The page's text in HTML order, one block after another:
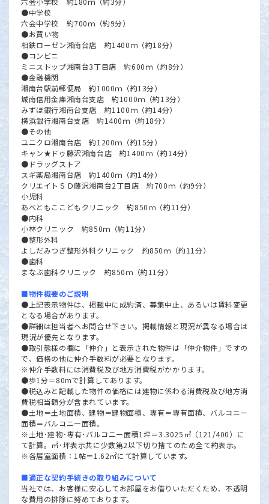
●中学校
六会中学校 約700ｍ（約9分）
●お買い物
相鉄ローゼン湘南台店 約1400ｍ（約18分）
●コンビニ
ミニストップ湘南台3丁目店 約600ｍ（約8分）
●金融機関
湘南台駅前郵便局 約1000ｍ（約13分）
城南信用金庫湘南台支店 約1000ｍ（約13分）
みずほ銀行湘南台支店 約1100ｍ（約14分）
横浜銀行湘南台支店 約1400ｍ（約18分）
●その他
ユニクロ湘南台店 約1200ｍ（約15分）
キャン★ドゥ藤沢湘南台店 約1400ｍ（約14分）
●ドラッグストア
スギ薬局湘南台店 約1400ｍ（約14分）
クリエイトＳＤ藤沢湘南台2丁目店 約700ｍ（約9分）
小児科
あべともここどもクリニック 約850ｍ（約11分）
●内科
小林クリニック 約850ｍ（約11分）
●整形外科
よしだみつぎ整形外科クリニック 約850ｍ（約11分）
●歯科
まなぶ歯科クリニック 約850ｍ（約11分）
■物件概要のご説明
●上記表示物件は、掲載中に成約済、募集中止、あるいは賃料変更
となる場合があります。
●詳細は担当者へお問合せ下さい。掲載情報と現況が異なる場合は
現況が優先となります。
●取引態様の欄に「仲介」と表示された物件は「仲介物件」ですの
で、価格の他に仲介手数料が必要となります。
※仲介手数料には消費税及び地方消費税がかかります。
●歩1分＝80mで計算してあります。
●税込みと記載した物件の価格には建物に係わる消費税及び地方消
費税相当額分が含まれています。
●土地＝土地面積、建物＝建物面積、専有＝専有面積、バルコニー
面積＝バルコニー面積。
※土地･建物･専有･バルコニー面積1坪＝3.3025㎡（121/400）に
て計算。㎡･坪表示共に少数第2以下切り捨てのため全て約表示。
※各居室面積：1帖＝1.62㎡にて計算しています。
■適正な契約手続きの取り組みについて
当社では、お客様に安心してお部屋をお借りいただくため、不透明
な費用の排除に努めております。